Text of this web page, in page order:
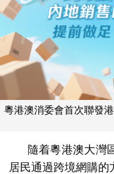
粵港澳消委會首次聯發
隨着粵港澳大灣
居民通過跨境網購